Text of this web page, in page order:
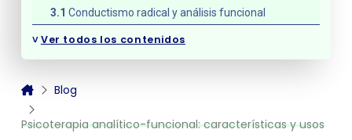
Conductismo radical y análisis funcional
Reglas de oro de la FAP
Uso del reforzamiento natural
˅Ver todos los contenidos
Blog
​Psicoterapia analítico-funcional: características y usos